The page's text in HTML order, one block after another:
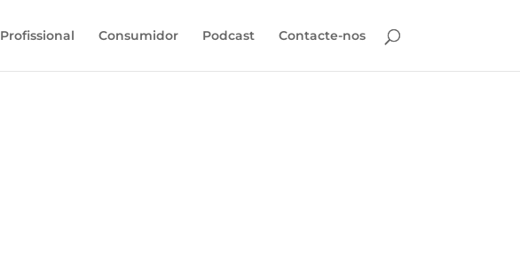
Profissional Consumidor Podcast Contacte-nos